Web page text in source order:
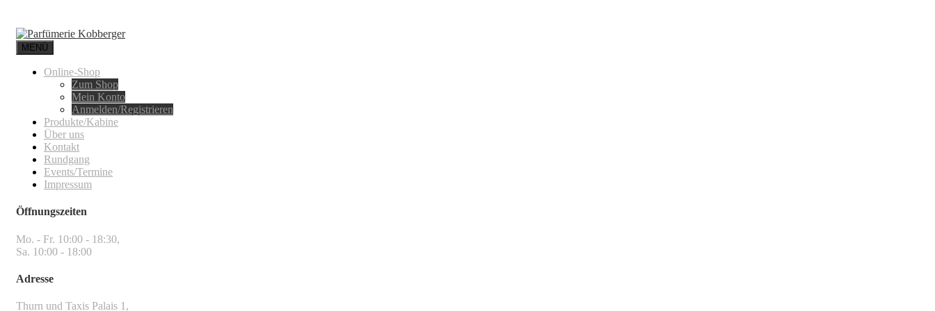
MENÜ
Online-Shop
Zum Shop
Mein Konto
Anmelden/Registrieren
Produkte/Kabine
Über uns
Kontakt
Rundgang
Events/Termine
Impressum
Öffnungszeiten
Mo. - Fr. 10:00 - 18:30,
Sa. 10:00 - 18:00
Adresse
Thurn und Taxis Palais 1,